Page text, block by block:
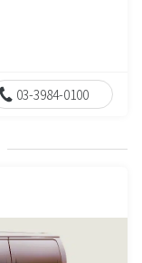
03-3984-0100